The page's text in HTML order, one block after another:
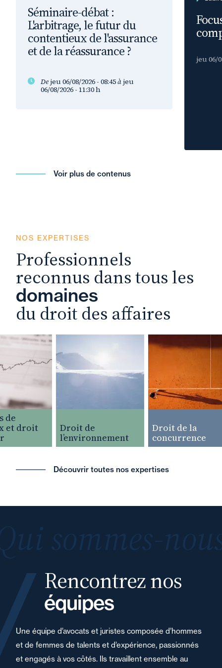
Séminaire-débat :
L'arbitrage, le futur du
contentieux de l'assurance
et de la réassurance ?
De jeu 06/08/2026 - 08:45à jeu
06/08/2026 - 11:30h
jeu 06/
Voir plus de contenus
NOS EXPERTISES
Professionnels
reconnus dans tous les
domaines
du droit des affaires
droit
Droit de
l’environnement
Droit de la
concurrence
Découvrir toutes nos expertises
Rencontrez nos
équipes
Une équipe d’avocats et juristes composée d’hommes
et de femmes de talents et d’expérience, passionnés
et engagés à vos côtés. Ils travaillent ensemble au